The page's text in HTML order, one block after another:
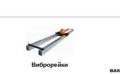
Виброрейки